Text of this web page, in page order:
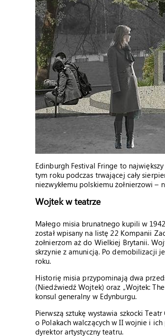
Edinburgh Festival Fringe to
tym roku podczas trwającej cały
niezwykłemu polskiemu żołnierzowi
Wojtek w teatrze
Małego misia brunatnego kupili w
został wpisany na listę 22 Kompanii
żołnierzom aż do Wielkiej Brytanii.
skrzynie z amunicją. Po demobilizacji
roku.
Historię misia przypominają dwa
(Niedźwiedź Wojtek) oraz „Wojtek:
konsul generalny w Edynburgu.
Pierwszą sztukę wystawia szkocki
o Polakach walczących w II wojnie i
dyrektor artystyczny teatru.